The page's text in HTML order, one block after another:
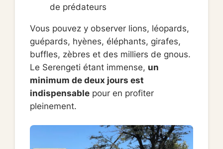
de prédateurs
Vous pouvez y observer lions, léopards,
guépards, hyènes, éléphants, girafes,
buffles, zèbres et des milliers de gnous.
Le Serengeti étant immense, un
minimum de deux jours est
indispensable pour en profiter
pleinement.